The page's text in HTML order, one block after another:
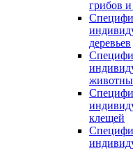
грибов
деревьев
клещей